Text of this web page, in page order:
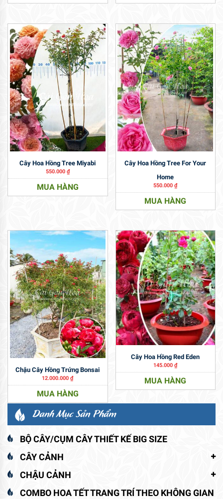
Cây Hoa Hồng Tree Miyabi
550.000 ₫
MUA HÀNG
Cây Hoa Hồng Tree For Your
Home
550.000₫
MUA HÀNG
Chậu Cây Hồng Trứng Bonsai
12.000.000₫
MUA HÀNG
Cây Hoa Hồng Red Eden
145.000₫
MUA HÀNG
Danh Mục Sản Phẩm
BỘ CÂY/CỤM CÂY THIẾT KẾ BIG SIZE
CÂY CẢNH
CHẬU CẢNH
COMBO HOA TẾT TRANG TRÍ THEO KHÔNG GIAN